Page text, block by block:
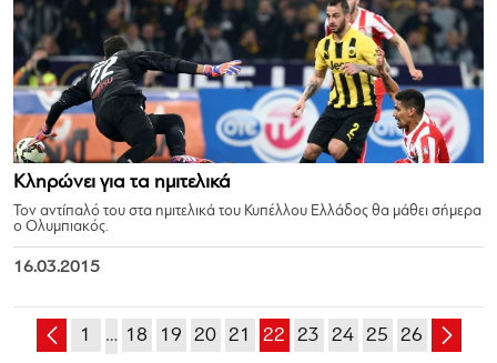
Κληρώνει για τα ημιτελικά
Τον αντίπαλό του στα ημιτελικά του Κυπέλλου Ελλάδος θα μάθει σήμερα
ο Ολυμπιακός.
16.03.2015
1 … 18 19 20 21 22 23 24 25 26